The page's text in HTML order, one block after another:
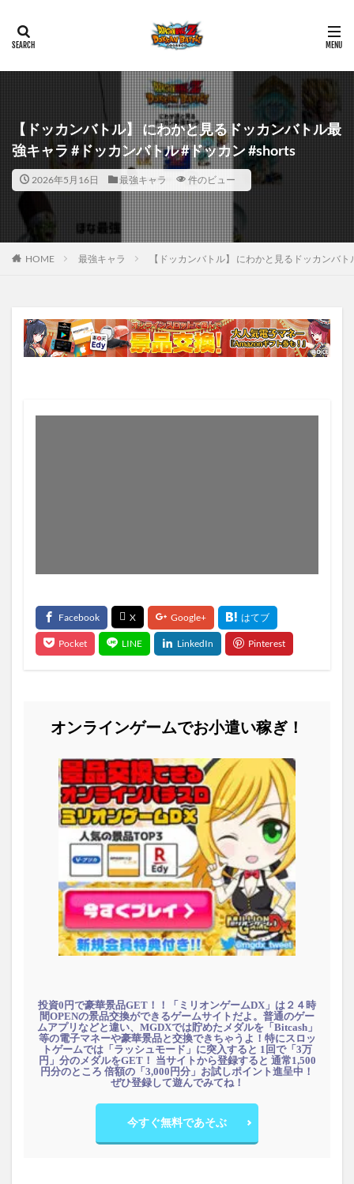
【ドッカンバトル】 にわかと見るドッカンバトル最
強キャラ #ドッカンバトル #ドッカン #shorts
2026年5月16日 最強キャラ 件のビュー
HOME 最強キャラ 【ドッカンバトル】 にわかと見るドッカンバ
オンラインゲームでお小遣い稼ぎ！
投資0円で豪華景品GET！！「ミリオンゲームDX」は２４時
間OPENの景品交換ができるゲームサイトだよ。普通のゲー
ムアプリなどと違い、MGDXでは貯めたメダルを「Bitcash」
等の電子マネーや豪華景品と交換できちゃうよ！特にスロッ
トゲームでは「ラッシュモード」に突入すると 1回で「3万
円」分のメダルをGET！ 当サイトから登録すると 通常1,500
円分のところ 倍額の「3,000円分」お試しポイント進呈中！
ぜひ登録して遊んでみてね！
今すぐ無料であそぶ